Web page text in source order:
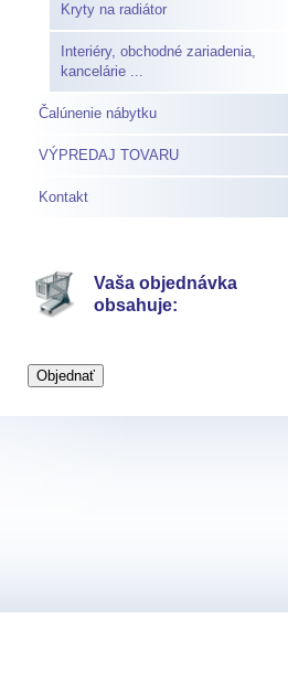
Kryty na radiátor
Interiéry, obchodné zariadenia,
kancelárie ...
Čalúnenie nábytku
VÝPREDAJ TOVARU
Kontakt
Vaša objednávka
obsahuje: